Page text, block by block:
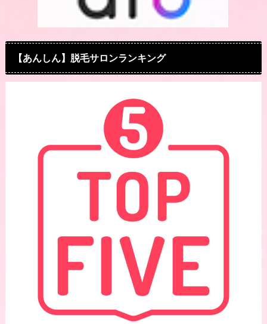
【あんしん】脱毛サロンランキング